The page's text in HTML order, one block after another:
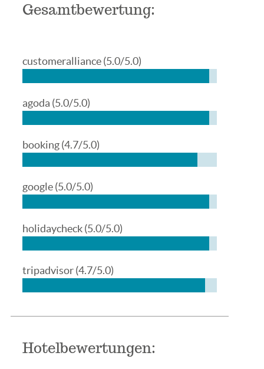
Gesamtbewertung:
customeralliance(5.0/5.0)
agoda (5.0/5.0)
booking(4.7/5.0)
google(5.0/5.0)
holidaycheck(5.0/5.0)
tripadvisor(4.7/5.0)
Hotelbewertungen: